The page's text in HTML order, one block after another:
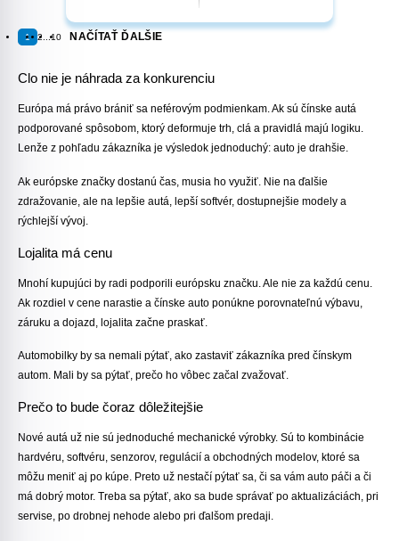
1 2 ...10 NAČÍTAŤ ĎALŠIE
Clo nie je náhrada za konkurenciu
Európa má právo brániť sa neférovým podmienkam. Ak sú čínske autá
podporované spôsobom, ktorý deformuje trh, clá a pravidlá majú logiku.
Lenže z pohľadu zákazníka je výsledok jednoduchý: auto je drahšie.
Ak európske značky dostanú čas, musia ho využiť. Nie na ďalšie
zdražovanie, ale na lepšie autá, lepší softvér, dostupnejšie modely a
rýchlejší vývoj.
Lojalita má cenu
Mnohí kupujúci by radi podporili európsku značku. Ale nie za každú cenu.
Ak rozdiel v cene narastie a čínske auto ponúkne porovnateľnú výbavu,
záruku a dojazd, lojalita začne praskať.
Automobilky by sa nemali pýtať, ako zastaviť zákazníka pred čínskym
autom. Mali by sa pýtať, prečo ho vôbec začal zvažovať.
Prečo to bude čoraz dôležitejšie
Nové autá už nie sú jednoduché mechanické výrobky. Sú to kombinácie
hardvéru, softvéru, senzorov, regulácií a obchodných modelov, ktoré sa
môžu meniť aj po kúpe. Preto už nestačí pýtať sa, či sa vám auto páči a či
má dobrý motor. Treba sa pýtať, ako sa bude správať po aktualizáciách, pri
servise, po drobnej nehode alebo pri ďalšom predaji.